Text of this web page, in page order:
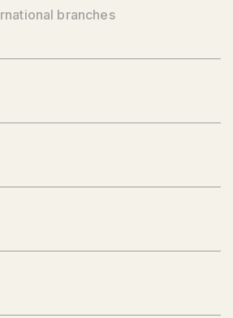
branches